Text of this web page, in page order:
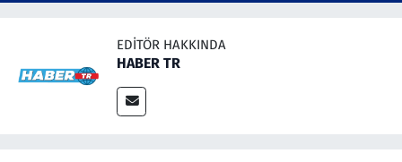
EDITÖR HAKKINDA
HABER TR